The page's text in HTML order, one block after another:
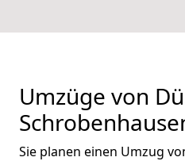
Umzüge von
Sie planen einen Umzug